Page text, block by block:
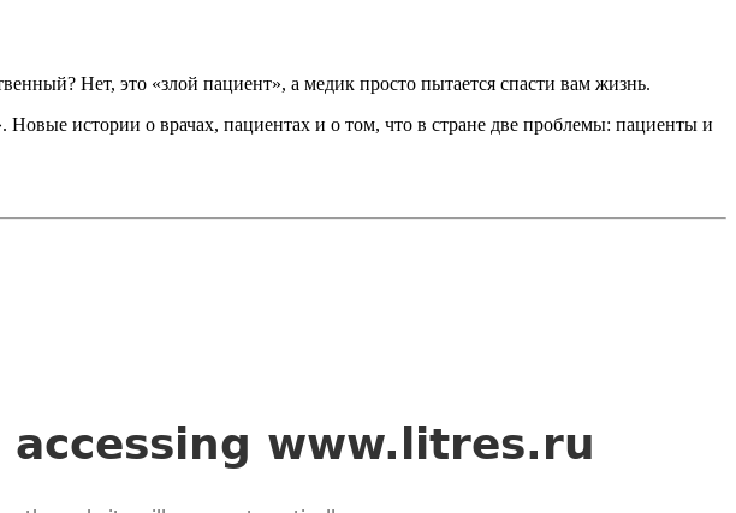
Нет, это «злой пациент», а медик просто пытается спасти вам жизнь.
истории о врачах, пациентах и о том, что в стране две проблемы: пациенты и